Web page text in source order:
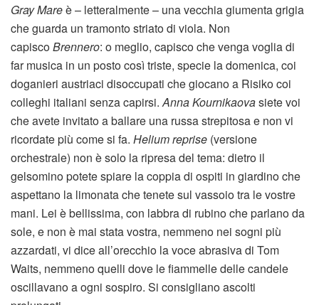
Gray Mareè – letteralmente – una vecchia giumenta grigia
che guarda un tramonto striato di viola. Non
capiscoBrennero: o meglio, capisco che venga voglia di
far musica in un posto così triste, specie la domenica, coi
doganieri austriaci disoccupati che giocano a Risiko coi
colleghi italiani senza capirsi.Anna Kournikaovasiete voi
che avete invitato a ballare una russa strepitosa e non vi
ricordate più come si fa. Helium reprise (versione
orchestrale) non è solo la ripresa del tema: dietro il
gelsomino potete spiare la coppia di ospiti in giardino che
aspettano la limonata che tenete sul vassoio tra le vostre
mani. Lei è bellissima, con labbra di rubino che parlano da
sole, e non è mai stata vostra, nemmeno nei sogni più
azzardati, vi dice all’orecchio la voce abrasiva di Tom
Waits, nemmeno quelli dove le fiammelle delle candele
oscillavano a ogni sospiro. Si consigliano ascolti